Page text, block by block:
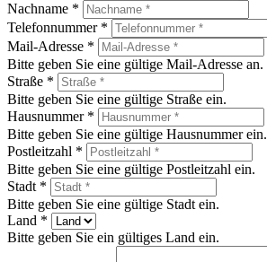
Nachname *
Telefonnummer *
Mail-Adresse *
Bitte geben Sie eine gültige Mail-Adresse an.
Straße *
Bitte geben Sie eine gültige Straße ein.
Hausnummer *
Bitte geben Sie eine gültige Hausnummer ein.
Postleitzahl *
Bitte geben Sie eine gültige Postleitzahl ein.
Stadt *
Bitte geben Sie eine gültige Stadt ein.
Land *
Bitte geben Sie ein gültiges Land ein.